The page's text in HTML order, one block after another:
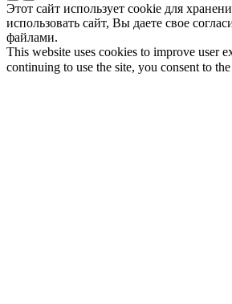
Этот сайт использует cookie для
использовать сайт, Вы даете свое
файлами.
This website uses cookies to improve user
continuing to use the site, you consent to